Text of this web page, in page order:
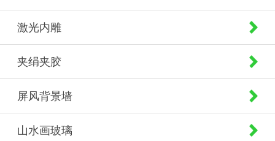
激光内雕
夹绢夹胶
屏风背景墙
山水画玻璃